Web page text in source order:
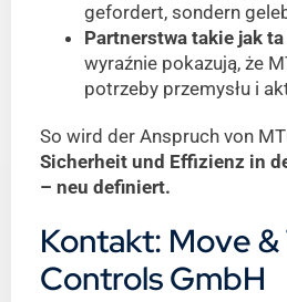
gefordert, sondern
Partnerstwa takie jak
wyraźnie pokazują, że
potrzeby przemysłu i
So wird der Anspruch von
Sicherheit und Effizienz in
– neu definiert.
Kontakt: Move
Controls GmbH